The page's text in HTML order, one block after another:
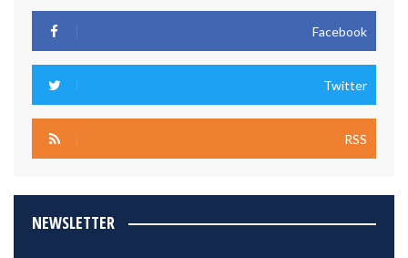
Facebook
Twitter
RSS
NEWSLETTER